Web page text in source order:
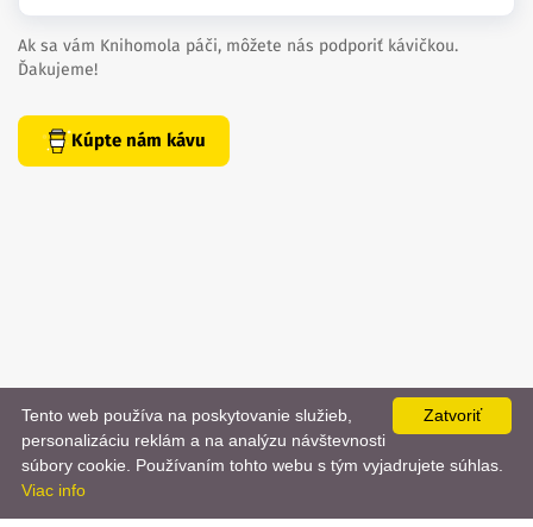
Ak sa vám Knihomola páči, môžete nás podporiť kávičkou.
Ďakujeme!
Kúpte nám kávu
created by
Knihomola. 2017 - 2026.
📨
Zatvoriť
Tento web používa na poskytovanie služieb,
personalizáciu reklám a na analýzu návštevnosti
súbory cookie. Používaním tohto webu s tým vyjadrujete súhlas.
Viac info